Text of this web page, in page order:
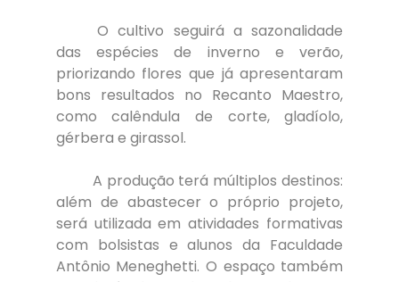
	O cultivo seguirá a sazonalidade
das espécies de inverno e verão,
priorizando flores que já apresentaram
bons resultados no Recanto Maestro,
como calêndula de corte, gladíolo,
gérbera e girassol.
além de abastecer o próprio projeto,
será utilizada em atividades formativas
com bolsistas e alunos da Faculdade
Antônio Meneghetti. O espaço também